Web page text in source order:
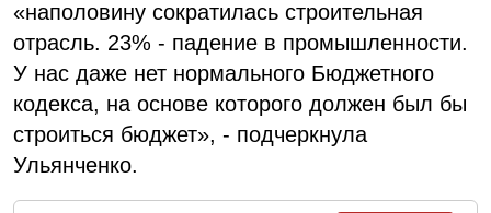
«наполовину сократилась строительная
отрасль. 23% - падение в промышленности.
У нас даже нет нормального Бюджетного
кодекса, на основе которого должен был бы
строиться бюджет», - подчеркнула
Ульянченко.